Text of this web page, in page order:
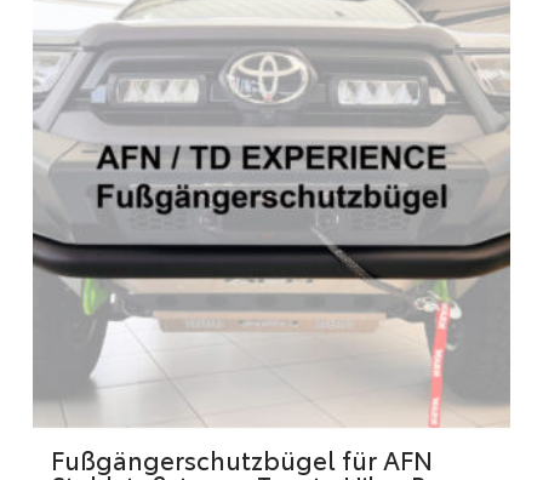
auf.
Die
Optionen
können
auf
der
Produktseite
werden
Fußgängerschutzbügel für AFN